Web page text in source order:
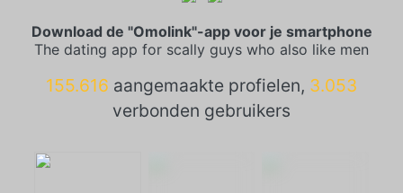
Download de "Omolink"-app voor je smartphone
The dating app for scally guys who also like men
155.616 aangemaakte profielen, 3.053
verbonden gebruikers